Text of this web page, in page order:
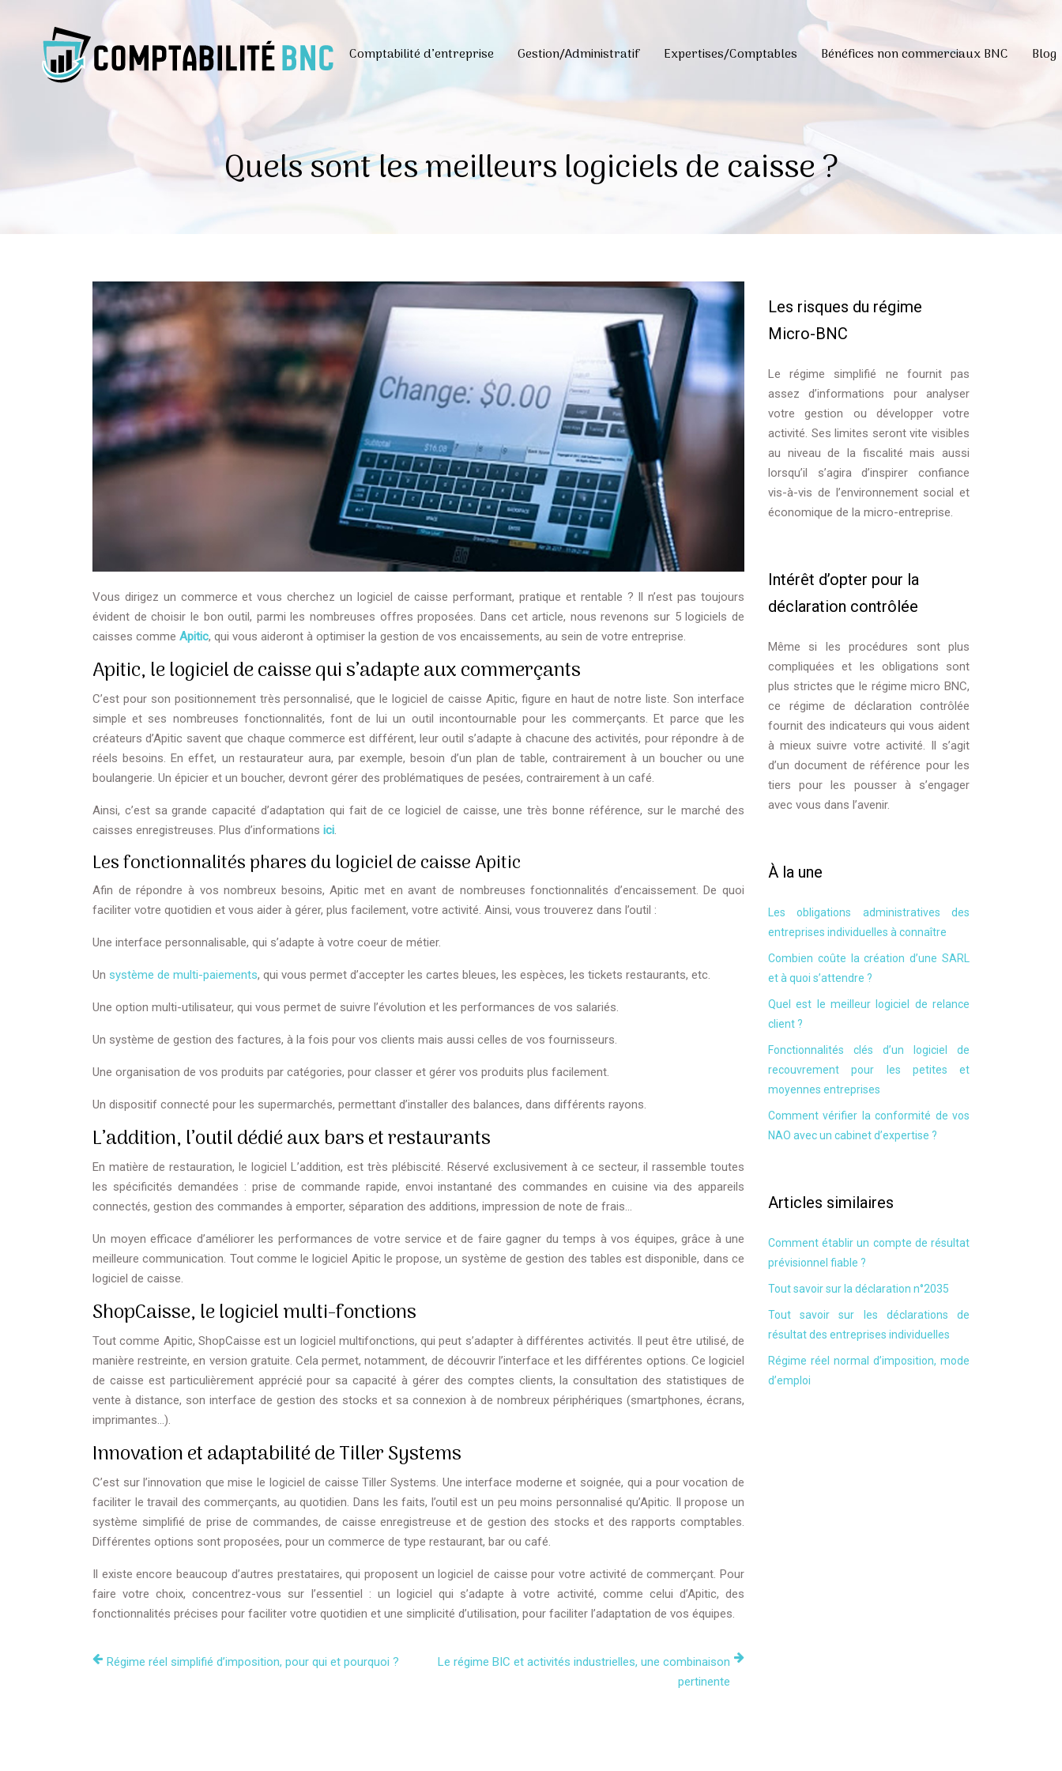
Comptabilité d’entreprise Gestion/Administratif Expertises/Comptables Bénéfices non commerciaux BNC Blog
Quels sont les meilleurs logiciels de caisse ?
Vous dirigez un commerce et vous cherchez un logiciel de caisse performant, pratique et rentable ? Il n’est pas toujours
évident de choisir le bon outil, parmi les nombreuses offres proposées. Dans cet article, nous revenons sur 5 logiciels de
caisses comme Apitic, qui vous aideront à optimiser la gestion de vos encaissements, au sein de votre entreprise.
Apitic, le logiciel de caisse qui s’adapte aux commerçants
C’est pour son positionnement très personnalisé, que le logiciel de caisse Apitic, figure en haut de notre liste. Son interface
simple et ses nombreuses fonctionnalités, font de lui un outil incontournable pour les commerçants. Et parce que les
créateurs d’Apitic savent que chaque commerce est différent, leur outil s’adapte à chacune des activités, pour répondre à de
réels besoins. En effet, un restaurateur aura, par exemple, besoin d’un plan de table, contrairement à un boucher ou une
boulangerie. Un épicier et un boucher, devront gérer des problématiques de pesées, contrairement à un café.
Ainsi, c’est sa grande capacité d’adaptation qui fait de ce logiciel de caisse, une très bonne référence, sur le marché des
caisses enregistreuses. Plus d’informations ici.
Les fonctionnalités phares du logiciel de caisse Apitic
Afin de répondre à vos nombreux besoins, Apitic met en avant de nombreuses fonctionnalités d’encaissement. De quoi
faciliter votre quotidien et vous aider à gérer, plus facilement, votre activité. Ainsi, vous trouverez dans l’outil :
Une interface personnalisable, qui s’adapte à votre coeur de métier.
Un système de multi-paiements, qui vous permet d’accepter les cartes bleues, les espèces, les tickets restaurants, etc.
Une option multi-utilisateur, qui vous permet de suivre l’évolution et les performances de vos salariés.
Un système de gestion des factures, à la fois pour vos clients mais aussi celles de vos fournisseurs.
Une organisation de vos produits par catégories, pour classer et gérer vos produits plus facilement.
Un dispositif connecté pour les supermarchés, permettant d’installer des balances, dans différents rayons.
L’addition, l’outil dédié aux bars et restaurants
En matière de restauration, le logiciel L’addition, est très plébiscité. Réservé exclusivement à ce secteur, il rassemble toutes
les spécificités demandées : prise de commande rapide, envoi instantané des commandes en cuisine via des appareils
connectés, gestion des commandes à emporter, séparation des additions, impression de note de frais…
Un moyen efficace d’améliorer les performances de votre service et de faire gagner du temps à vos équipes, grâce à une
meilleure communication. Tout comme le logiciel Apitic le propose, un système de gestion des tables est disponible, dans ce
logiciel de caisse.
ShopCaisse, le logiciel multi-fonctions
Tout comme Apitic, ShopCaisse est un logiciel multifonctions, qui peut s’adapter à différentes activités. Il peut être utilisé, de
manière restreinte, en version gratuite. Cela permet, notamment, de découvrir l’interface et les différentes options. Ce logiciel
de caisse est particulièrement apprécié pour sa capacité à gérer des comptes clients, la consultation des statistiques de
vente à distance, son interface de gestion des stocks et sa connexion à de nombreux périphériques (smartphones, écrans,
imprimantes…).
Innovation et adaptabilité de Tiller Systems
C’est sur l’innovation que mise le logiciel de caisse Tiller Systems. Une interface moderne et soignée, qui a pour vocation de
faciliter le travail des commerçants, au quotidien. Dans les faits, l’outil est un peu moins personnalisé qu’Apitic. Il propose un
système simplifié de prise de commandes, de caisse enregistreuse et de gestion des stocks et des rapports comptables.
Différentes options sont proposées, pour un commerce de type restaurant, bar ou café.
Il existe encore beaucoup d’autres prestataires, qui proposent un logiciel de caisse pour votre activité de commerçant. Pour
faire votre choix, concentrez-vous sur l’essentiel : un logiciel qui s’adapte à votre activité, comme celui d’Apitic, des
fonctionnalités précises pour faciliter votre quotidien et une simplicité d’utilisation, pour faciliter l’adaptation de vos équipes.
Régime réel simplifié d’imposition, pour qui et pourquoi ?
Le régime BIC et activités industrielles, une combinaison
pertinente
Les risques du régime
Micro-BNC
Le régime simplifié ne fournit pas
assez d’informations pour analyser
votre gestion ou développer votre
activité. Ses limites seront vite visibles
au niveau de la fiscalité mais aussi
lorsqu’il s’agira d’inspirer confiance
vis-à-vis de l’environnement social et
économique de la micro-entreprise.
Intérêt d’opter pour la
déclaration contrôlée
Même si les procédures sont plus
compliquées et les obligations sont
plus strictes que le régime micro BNC,
ce régime de déclaration contrôlée
fournit des indicateurs qui vous aident
à mieux suivre votre activité. Il s’agit
d’un document de référence pour les
tiers pour les pousser à s’engager
avec vous dans l’avenir.
À la une
Les obligations administratives des
entreprises individuelles à connaître
Combien coûte la création d’une SARL
et à quoi s’attendre ?
Quel est le meilleur logiciel de relance
client ?
Fonctionnalités clés d’un logiciel de
recouvrement pour les petites et
moyennes entreprises
Comment vérifier la conformité de vos
NAO avec un cabinet d’expertise ?
Articles similaires
Comment établir un compte de résultat
prévisionnel fiable ?
Tout savoir sur la déclaration n°2035
Tout savoir sur les déclarations de
résultat des entreprises individuelles
Régime réel normal d’imposition, mode
d’emploi